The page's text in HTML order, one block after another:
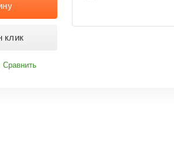
клик
Сравнить